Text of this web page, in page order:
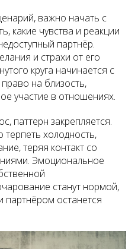
важно начать с
какие чувства и реакции
партнёр.
и страхи от его
круга начинается с
на близость,
участие в отношениях.
паттерн закрепляется.
холодность,
теряя контакт со
Эмоциональное
станут нормой,
партнёром останется